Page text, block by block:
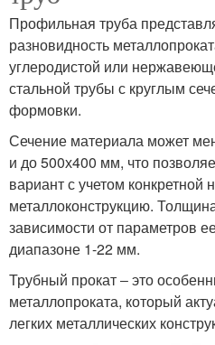
Профильная труба
разновидность
углеродистой или
стальной трубы с круглым
формовки.
Сечение материала может
и до 500х400 мм, что
вариант с учетом конкретной
металлоконструкцию.
зависимости от параметров
диапазоне 1-22 мм.
Трубный прокат ‒ это
металлопроката, который
легких металлических